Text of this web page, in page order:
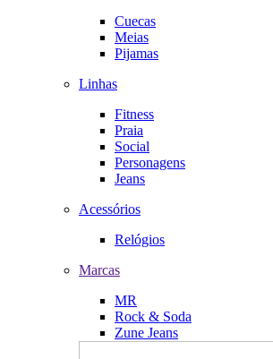
Cuecas
Meias
Pijamas
Linhas
Fitness
Praia
Social
Personagens
Jeans
Acessórios
Relógios
Marcas
MR
Rock & Soda
Zune Jeans